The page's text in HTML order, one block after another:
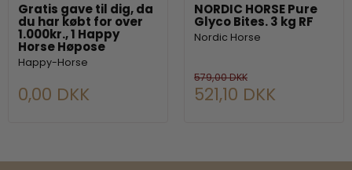
Gratis gave til dig, da
du har købt for over
1.000kr., 1 Happy
Horse Høpose
Happy-Horse
0,00 DKK
NORDIC HORSE Pure
Glyco Bites. 3 kg RF
Nordic Horse
579,00 DKK
521,10 DKK